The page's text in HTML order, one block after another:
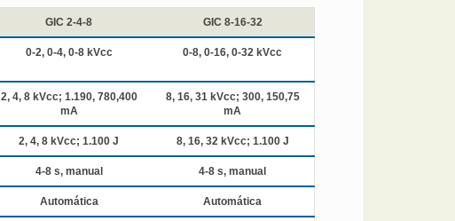
GIC 2-4-8 GIC 8-16-32
0-2, 0-4, 0-8 kVcc 0-8, 0-16, 0-32 kVcc
2, 4, 8 kVcc; 1.190, 780,400
mA
8, 16, 31 kVcc; 300, 150,75
mA
2, 4, 8 kVcc; 1.100 J 8, 16, 32 kVcc; 1.100 J
4-8 s, manual 4-8 s, manual
Automática Automática